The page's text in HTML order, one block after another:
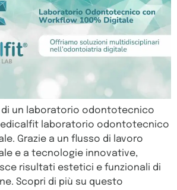
di un laboratorio odontotecnico
laboratorio odontotecnico
Grazie a un flusso di lavoro
e a tecnologie innovative,
risultati estetici e funzionali di
Scopri di più su questo